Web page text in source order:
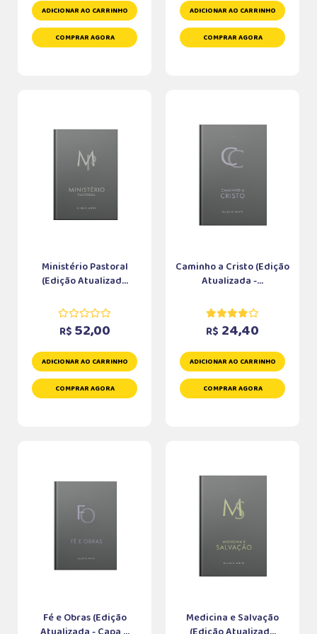
ADICIONAR AO CARRINHO
COMPRAR AGORA
ADICIONAR AO CARRINHO
COMPRAR AGORA
Ministério Pastoral
(Edição Atualizad...
R$ 52,00
ADICIONAR AO CARRINHO
COMPRAR AGORA
Caminho a Cristo (Edição
Atualizada -...
R$ 24,40
ADICIONAR AO CARRINHO
COMPRAR AGORA
Fé e Obras (Edição
Medicina e Salvação